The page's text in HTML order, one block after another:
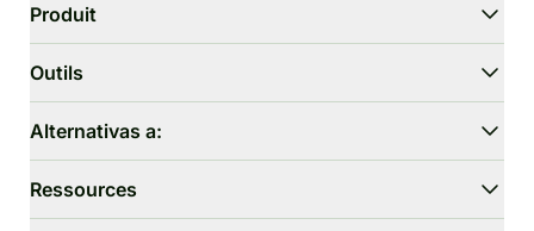
Produit
Humaniseur
Outils
Traduction IA
Omitir GPTZero
Alternativas a:
Undetectable.ai
Ressources